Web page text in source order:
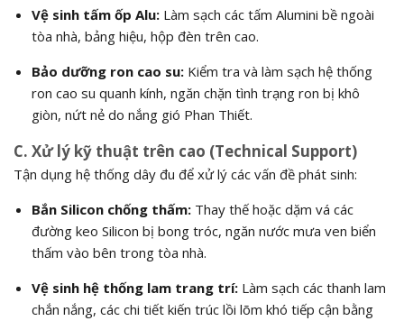
Vệ sinh tấm ốp Alu:Làm sạch các tấm Alumini bề ngoài
tòa nhà, bảng hiệu, hộp đèn trên cao.
Bảo dưỡng ron cao su:Kiểm tra và làm sạch hệ thống
ron cao su quanh kính, ngăn chặn tình trạng ron bị khô
giòn, nứt nẻ do nắng gió Phan Thiết.
C. Xử lý kỹ thuật trên cao (Technical Support)
Tận dụng hệ thống dây đu để xử lý các vấn đề phát sinh:
Bắn Silicon chống thấm:Thay thế hoặc dặm vá các
đường keo Silicon bị bong tróc, ngăn nước mưa ven biển
thấm vào bên trong tòa nhà.
Vệ sinh hệ thống lam trang trí:Làm sạch các thanh lam
chắn nắng, các chi tiết kiến trúc lồi lõm khó tiếp cận bằng